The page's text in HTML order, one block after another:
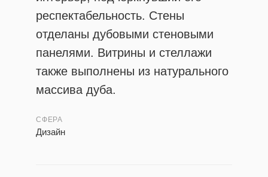
респектабельность. Стены
отделаны дубовыми стеновыми
панелями. Витрины и стеллажи
также выполнены из натурального
массива дуба.
СФЕРА
Дизайн